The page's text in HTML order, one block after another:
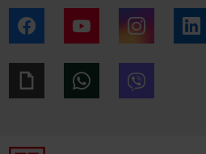
Facebook YouTube Instagram
Giphy WhatsApp